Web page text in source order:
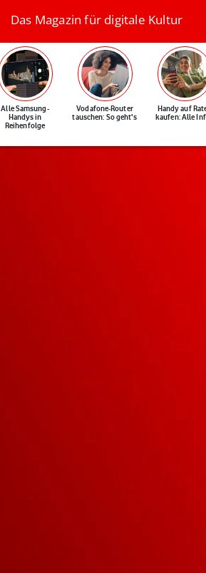
Das Magazin für digitale Kultur
Alle Samsung-
Handys in
Reihenfolge
Vodafone-Router
tauschen: So geht's
Handy auf
kaufen: Alle